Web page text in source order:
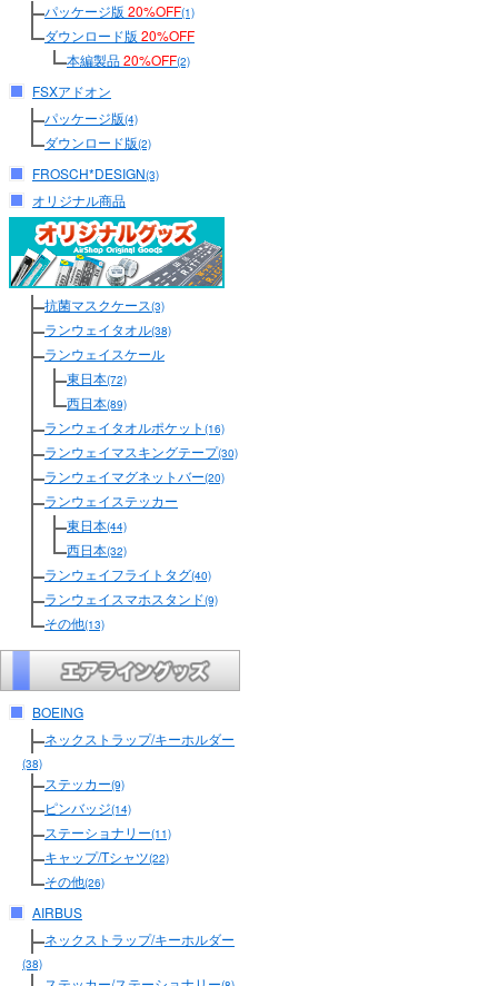
パッケージ版 20%OFF(1)
ダウンロード版 20%OFF
本編製品20%OFF(2)
FSXアドオン
パッケージ版(4)
ダウンロード版(2)
FROSCH*DESIGN(3)
オリジナル商品
抗菌マスクケース(3)
ランウェイタオル(38)
ランウェイスケール
東日本(72)
西日本(89)
ランウェイタオルポケット (16)
ランウェイマスキングテープ(30)
ランウェイマグネットバー(20)
ランウェイステッカー
東日本(44)
西日本(32)
ランウェイフライトタグ(40)
ランウェイスマホスタンド(9)
その他(13)
BOEING
ネックストラップ/キーホルダー
(38)
ステッカー(9)
ピンバッジ(14)
ステーショナリー(11)
キャップ/Tシャツ(22)
その他(26)
AIRBUS
ネックストラップ/キーホルダー
(38)